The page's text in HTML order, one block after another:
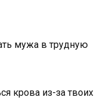
мужа в трудную
крова из-за твоих